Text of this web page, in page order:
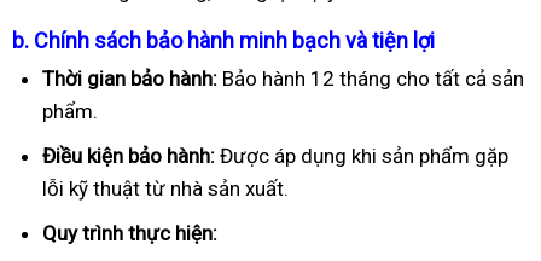
b. Chính sách bảo hành minh bạch và tiện lợi
Thời gian bảo hành: Bảo hành 12 tháng cho tất cả sản
phẩm.
Điều kiện bảo hành: Được áp dụng khi sản phẩm gặp
lỗi kỹ thuật từ nhà sản xuất.
Quy trình thực hiện: